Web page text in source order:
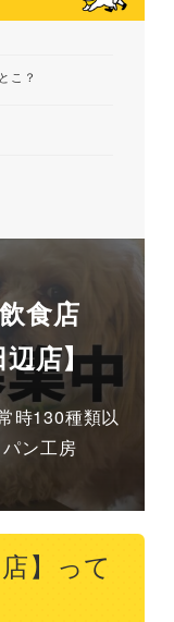
こ？
食店
店】
時130種類以
ン工房
】って